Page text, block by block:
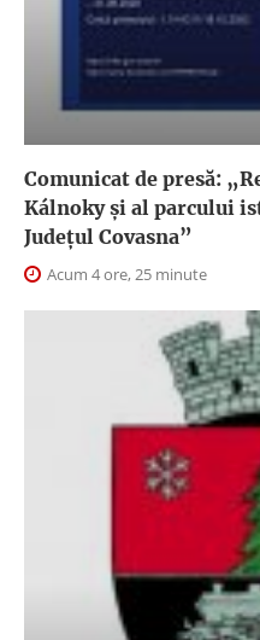
Comunicat de presă:
Kálnoky și al parcului
Județul Covasna”
Acum 4 ore, 25 minute